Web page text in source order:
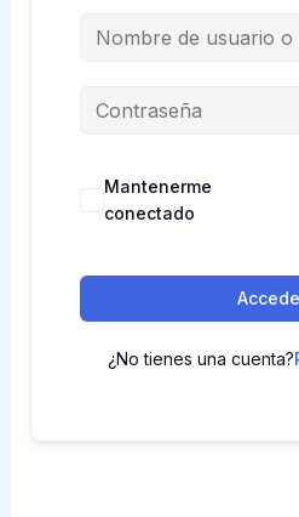
Mantenerme
conectado
¿No tienes una cuenta?